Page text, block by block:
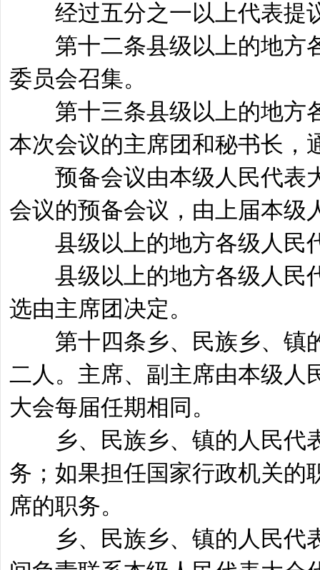
经过五分之一以上代表提
第十二条县级以上的地方各
委员会召集。
第十三条县级以上的地方各
本次会议的主席团和秘书长，
预备会议由本级人民代表大
会议的预备会议，由上届本级
县级以上的地方各级人民代
县级以上的地方各级人民代
选由主席团决定。
第十四条乡、民族乡、镇的
二人。主席、副主席由本级人
大会每届任期相同。
乡、民族乡、镇的人民代表
务；如果担任国家行政机关的
席的职务。
乡、民族乡、镇的人民代表